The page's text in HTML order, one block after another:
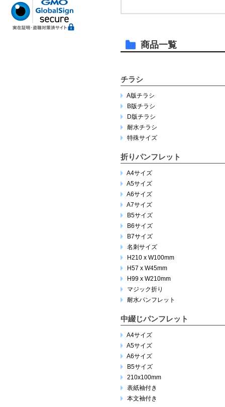
商品一覧
チラシ
A版チラシ
B版チラシ
D版チラシ
耐水チラシ
特殊サイズ
折りパンフレット
A4サイズ
A5サイズ
A6サイズ
A7サイズ
B5サイズ
B6サイズ
B7サイズ
名刺サイズ
H210 x W100mm
H57 x W45mm
H99 x W210mm
マジック折り
耐水パンフレット
中綴じパンフレット
A4サイズ
A5サイズ
A6サイズ
B5サイズ
210x100mm
表紙袖付き
本文袖付き